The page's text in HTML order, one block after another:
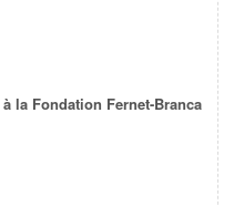
à la Fondation Fernet-Branca